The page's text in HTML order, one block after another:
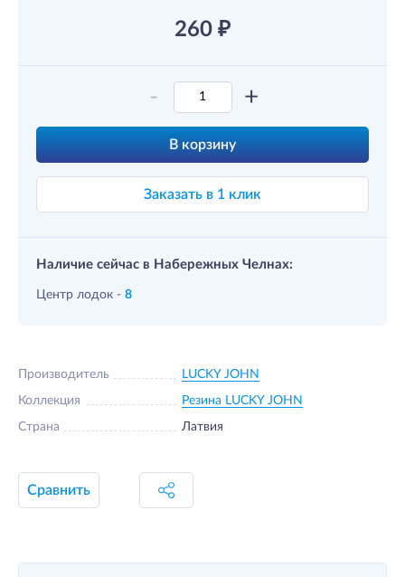
260 ₽
- +
В корзину
Заказать в 1 клик
Наличие сейчас в Набережных Челнах:
Центр лодок - 8
Производитель LUCKY JOHN
Коллекция Резина LUCKY JOHN
Страна Латвия
Сравнить